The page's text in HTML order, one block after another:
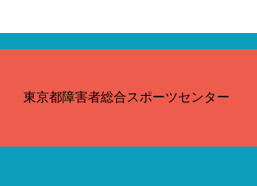
東京都障害者総合スポーツセンター